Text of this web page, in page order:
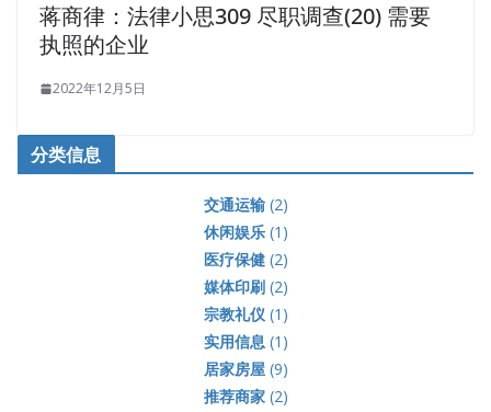
蒋商律：法律小思309 尽职调查(20) 需要
执照的企业
2022年12月5日
分类信息
交通运输(2)
休闲娱乐(1)
医疗保健(2)
媒体印刷(2)
宗教礼仪(1)
实用信息(1)
居家房屋(9)
推荐商家(2)